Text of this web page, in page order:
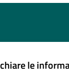
le